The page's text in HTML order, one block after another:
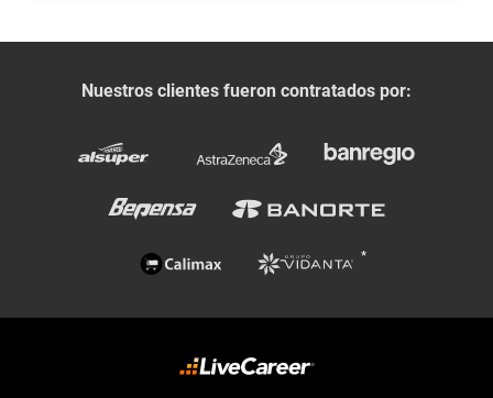
Nuestros clientes fueron contratados por: